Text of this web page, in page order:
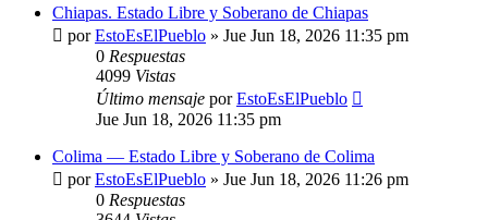
Chiapas. Estado Libre y Soberano de Chiapas
porEstoEsElPueblo » Jue Jun 18, 2026 11:35 pm
0 Respuestas
4099 Vistas
Último mensaje porEstoEsElPueblo
Jue Jun 18, 2026 11:35 pm
Colima — Estado Libre y Soberano de Colima
porEstoEsElPueblo » Jue Jun 18, 2026 11:26 pm
0 Respuestas